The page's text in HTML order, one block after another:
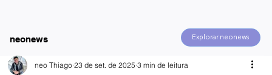
Explorar neonews
neonews
neo Thiago 23 de set. de 2025 3 min de leitura